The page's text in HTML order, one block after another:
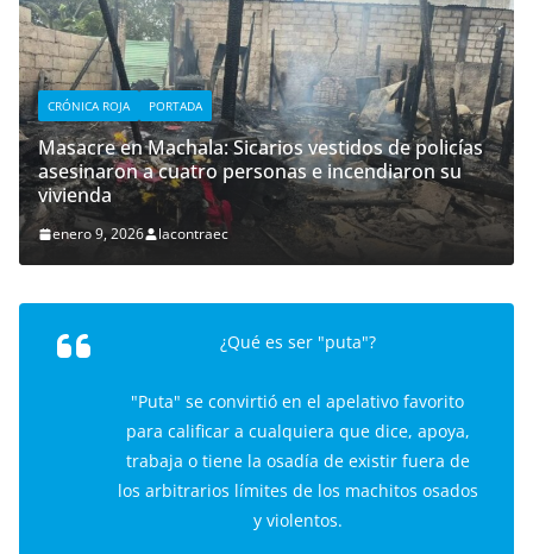
CRÓNICA ROJA PORTADA
Masacre en Machala: Sicarios vestidos de policías
asesinaron a cuatro personas e incendiaron su
vivienda
enero 9, 2026 lacontraec
¿Qué es ser "puta"?
"Puta" se convirtió en el apelativo favorito
para calificar a cualquiera que dice, apoya,
trabaja o tiene la osadía de existir fuera de
los arbitrarios límites de los machitos osados
y violentos.